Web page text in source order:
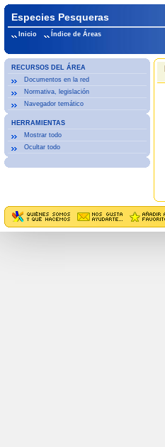
Especies Pesqueras
Inicio Índice de Áreas
RECURSOS DEL ÁREA
Documentos en la red
Normativa, legislación
Navegador temático
HERRAMIENTAS
Mostrar todo
Ocultar todo